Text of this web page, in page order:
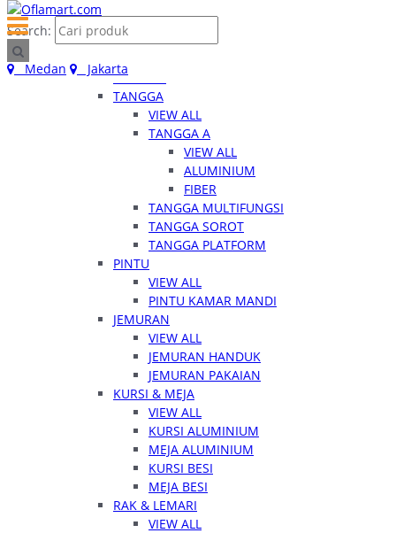
Home
Kategori
VIEW ALL
TANGGA
VIEW ALL
TANGGA A
VIEW ALL
ALUMINIUM
FIBER
TANGGA MULTIFUNGSI
TANGGA SOROT
TANGGA PLATFORM
PINTU
VIEW ALL
PINTU KAMAR MANDI
JEMURAN
VIEW ALL
JEMURAN HANDUK
JEMURAN PAKAIAN
KURSI & MEJA
VIEW ALL
KURSI ALUMINIUM
MEJA ALUMINIUM
KURSI BESI
MEJA BESI
RAK & LEMARI
VIEW ALL
Search:
Medan Jakarta